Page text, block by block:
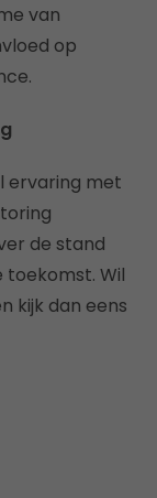
van
op
ervaring met
de stand
toekomst. Wil
kijk dan eens